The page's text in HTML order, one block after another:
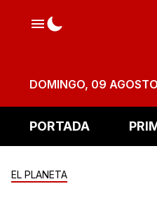
DOMINGO, 09
PORTADA
EL PLANETA